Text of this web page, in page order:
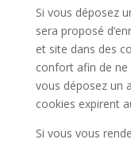
Si vous déposez
sera proposé
et site dans des
confort afin de ne
vous déposez un
cookies expirent
Si vous vous